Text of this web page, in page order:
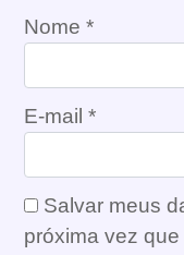
Nome *
E-mail *
Salvar meus
próxima vez